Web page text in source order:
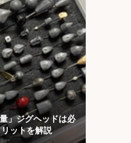
」ジグヘッドは必
ットを解説